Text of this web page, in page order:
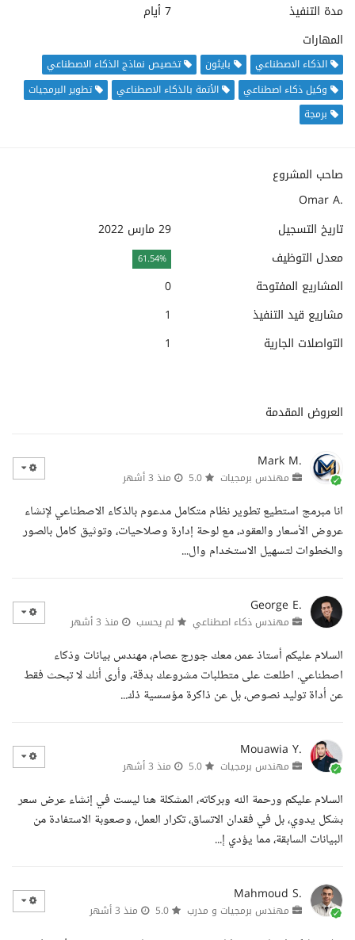
مدة التنفيذ
7 أيام
المهارات
الذكاء الاصطناعي بايثون
تخصيص نماذج الذكاء الاصطناعي
وكيل ذكاء اصطناعي
الأتمة بالذكاء الاصطناعي
تطوير البرمجيات
برمجة
صاحب المشروع
Omar A.
تاريخ التسجيل
29 مارس 2022
معدل التوظيف
61.54%
المشاريع المفتوحة
0
مشاريع قيد التنفيذ
1
التواصلات الجارية
1
العروض المقدمة
Mark M.
مهندس برمجيات منذ 3 أشهر
انا مبرمج استطيع تطوير نظام متكامل مدعوم بالذكاء الاصطناعي لإنشاء
عروض الأسعار والعقود، مع لوحة إدارة وصلاحيات، وتوثيق كامل بالصور
والخطوات لتسهيل الاستخدام وال...
George E.
مهندس ذكاء اصطناعي لم يحسب منذ 3 أشهر
السلام عليكم أستاذ عمر، معك جورج عصام، مهندس بيانات وذكاء
اصطناعي. اطلعت على متطلبات مشروعك بدقة، وأرى أنك لا تبحث فقط
عن أداة توليد نصوص، بل عن ذاكرة مؤسسية ذك...
Mouawia Y.
مهندس برمجيات منذ 3 أشهر
السلام عليكم ورحمة الله وبركاته، المشكلة هنا ليست في إنشاء عرض سعر
بشكل يدوي، بل في فقدان الاتساق، تكرار العمل، وصعوبة الاستفادة من
البيانات السابقة، مما يؤدي إ...
Mahmoud S.
مهندس برمجيات و مدرب منذ 3 أشهر